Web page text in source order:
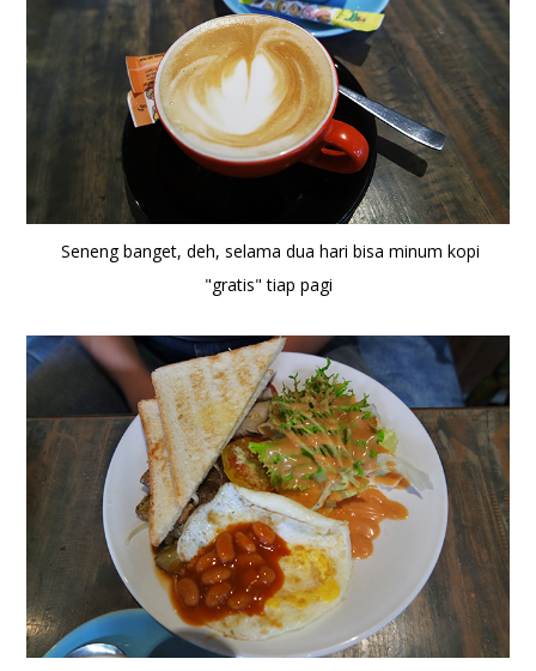
Seneng banget, deh, selama dua hari bisa minum kopi
"gratis" tiap pagi